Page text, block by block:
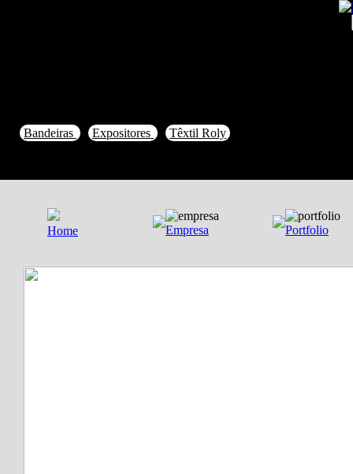
Bandeiras Expositores Têxtil Roly
Home Empresa Portfolio